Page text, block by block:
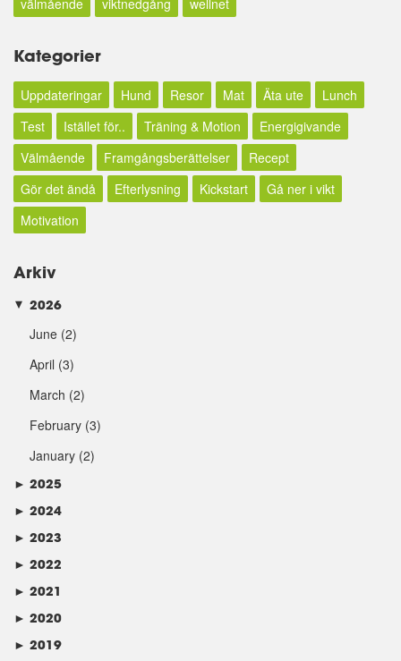
Kategorier
Uppdateringar Hund Resor Mat Äta ute
Lunch
Test
Istället för.. Träning & Motion
Energigivande
Välmående
Framgångsberättelser
Recept
Gör det ändå
Efterlysning Kickstart
Gå ner i vikt
Motivation
Arkiv
► 2026
June (2)
April (3)
March (2)
February (3)
January (2)
► 2025
► 2024
► 2023
► 2022
► 2021
► 2020
► 2019